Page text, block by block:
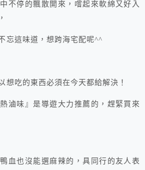
不停的飄散開來，嚐起來軟綿又好入
忘這味道，想跨海宅配呢^^
想吃的東西必須在今天都給解決！
滷味』是導遊大力推薦的，趕緊買來
血也沒能選麻辣的，具同行的友人表